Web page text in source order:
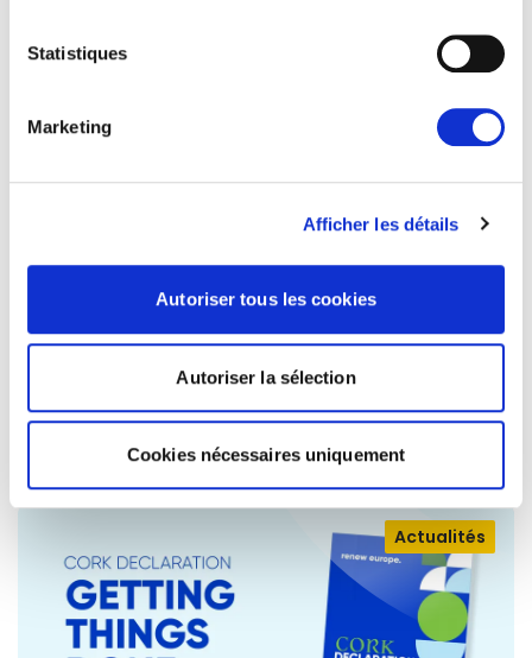
Statistiques
Marketing
Afficher les détails
Autoriser tous les cookies
Autoriser la sélection
Cookies nécessaires uniquement
PAS DE DÉMOCRATIE SANS ÉGALITÉ!
document de position, « Pas de démocratie
sans égalité : la réponse de…
17/06/2026
Actualités